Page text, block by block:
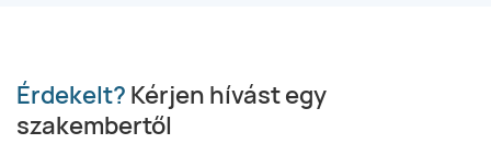
Érdekelt? Kérjen hívást egy
szakembertől